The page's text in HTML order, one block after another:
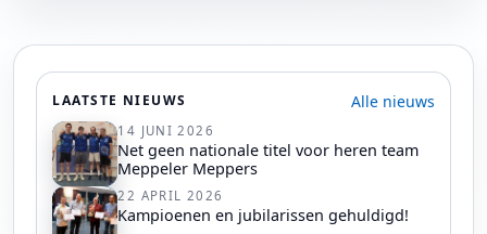
LAATSTE NIEUWS Alle nieuws
14 JUNI 2026
Net geen nationale titel voor heren team
Meppeler Meppers
22 APRIL 2026
Kampioenen en jubilarissen gehuldigd!